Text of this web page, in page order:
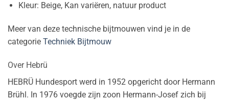
Kleur: Beige, Kan variëren, natuur product
Meer van deze technische bijtmouwen vind je in de
categorie Techniek Bijtmouw
Over Hebrü
HEBRÜ Hundesport werd in 1952 opgericht door Hermann
Brühl. In 1976 voegde zijn zoon Hermann-Josef zich bij